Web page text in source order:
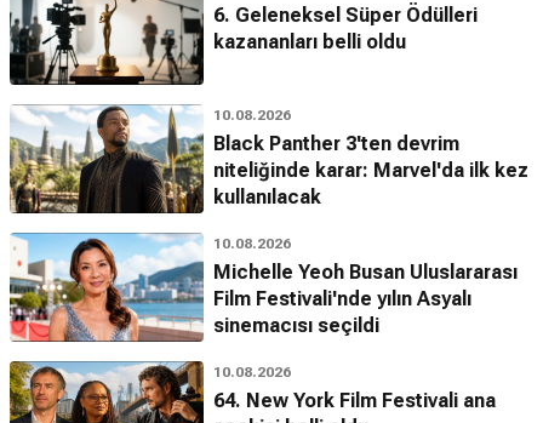
6. Geleneksel Süper Ödülleri
kazananları belli oldu
10.08.2026
Black Panther 3'ten devrim
niteliğinde karar: Marvel'da ilk kez
kullanılacak
10.08.2026
Michelle Yeoh Busan Uluslararası
Film Festivali'nde yılın Asyalı
sinemacısı seçildi
10.08.2026
64. New York Film Festivali ana